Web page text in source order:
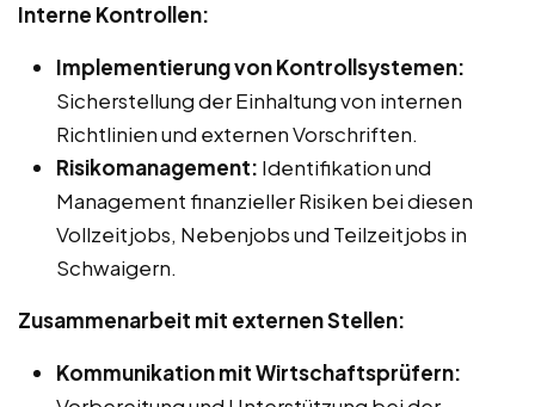
Interne Kontrollen:
Implementierung von Kontrollsystemen:
Sicherstellung der Einhaltung von internen
Richtlinien und externen Vorschriften.
Risikomanagement: Identifikation und
Management finanzieller Risiken bei diesen
Vollzeitjobs, Nebenjobs und Teilzeitjobs in
Schwaigern.
Zusammenarbeit mit externen Stellen:
Kommunikation mit Wirtschaftsprüfern: